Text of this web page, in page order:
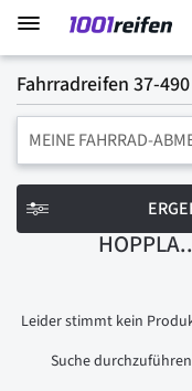
Fahrradreifen 37-490
Leider stimmt kein
Suche
MEINE FAHRRAD-